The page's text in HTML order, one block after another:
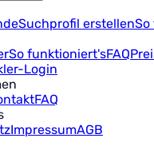
Suchprofil erstellen
So funktioniert'sFAQ
Login
FAQ
ImpressumAGB